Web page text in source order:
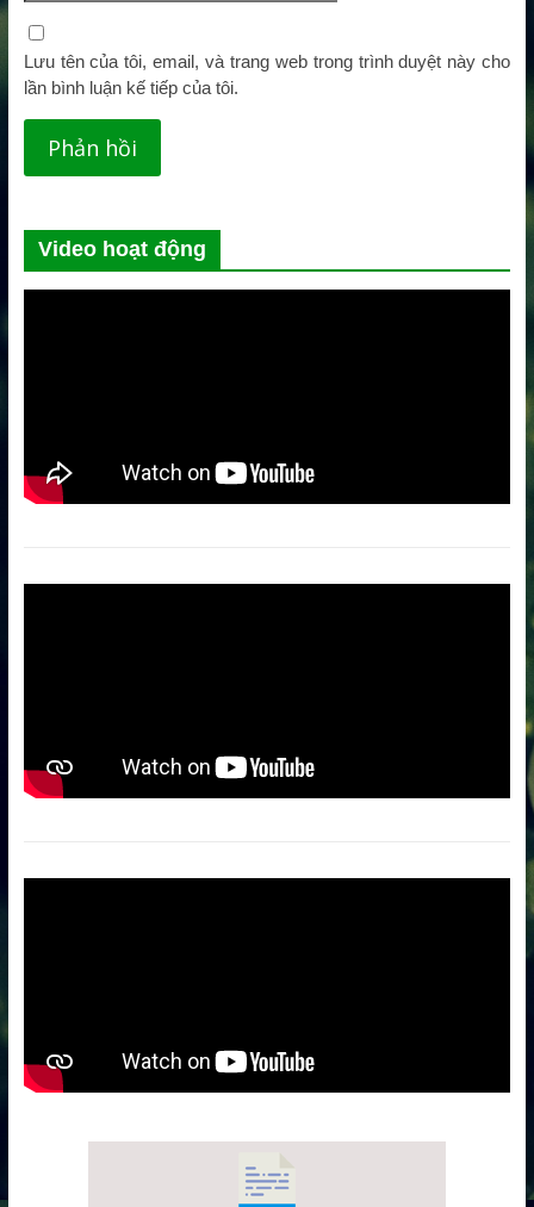
Lưu tên của tôi, email, và trang web trong trình duyệt này cho
lần bình luận kế tiếp của tôi.
Video hoạt động